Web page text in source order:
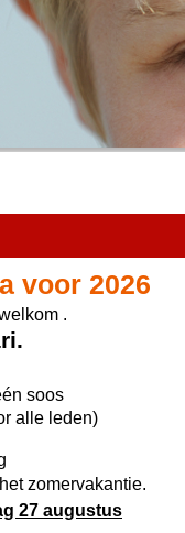
voor 2026
.
soos
alle leden)
zomervakantie.
27 augustus